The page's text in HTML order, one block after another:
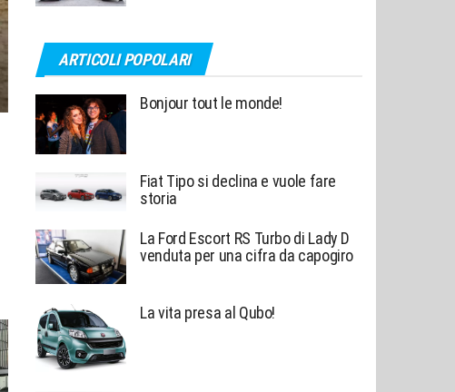
ARTICOLI POPOLARI
Bonjour tout le monde!
Fiat Tipo si declina e vuole fare
storia
La Ford Escort RS Turbo di Lady D
venduta per una cifra da capogiro
La vita presa al Qubo!